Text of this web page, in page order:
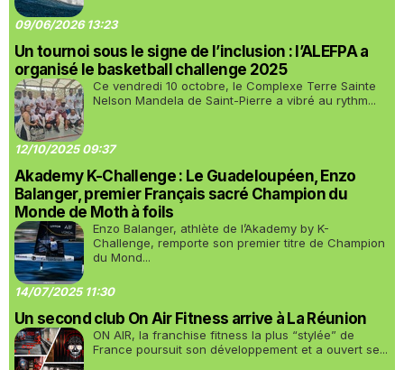
09/06/2026 13:23
Un tournoi sous le signe de l’inclusion : l’ALEFPA a
organisé le basketball challenge 2025
Ce vendredi 10 octobre, le Complexe Terre Sainte
Nelson Mandela de Saint-Pierre a vibré au rythm...
12/10/2025 09:37
Akademy K-Challenge : Le Guadeloupéen, Enzo
Balanger, premier Français sacré Champion du
Monde de Moth à foils
Enzo Balanger, athlète de l’Akademy by K-
Challenge, remporte son premier titre de Champion
du Mond...
14/07/2025 11:30
Un second club On Air Fitness arrive à La Réunion
ON AIR, la franchise fitness la plus “stylée” de
France poursuit son développement et a ouvert se...